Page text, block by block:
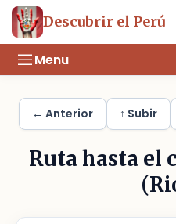
Descubrir el Perú
Menu
← Anterior ↑ Subir
Ruta hasta el